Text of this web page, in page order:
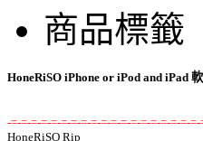
商品標籤
HoneRiSO iPhone or iPod and iPad
-=-=-=-=-=-=-=-=-=-=-=-=-=-=-=-=-=-=-